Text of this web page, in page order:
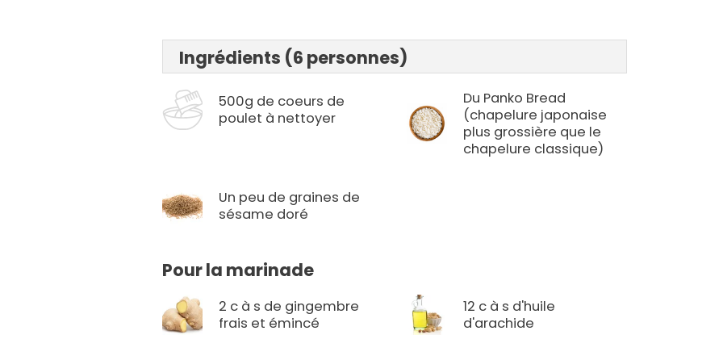
Ingrédients (6 personnes)
500g de coeurs de
poulet à nettoyer
Du Panko Bread
(chapelure japonaise
plus grossière que le
chapelure classique)
Un peu de graines de
sésame doré
Pour la marinade
2 c à s de gingembre
frais et émincé
12 c à s d'huile
d'arachide